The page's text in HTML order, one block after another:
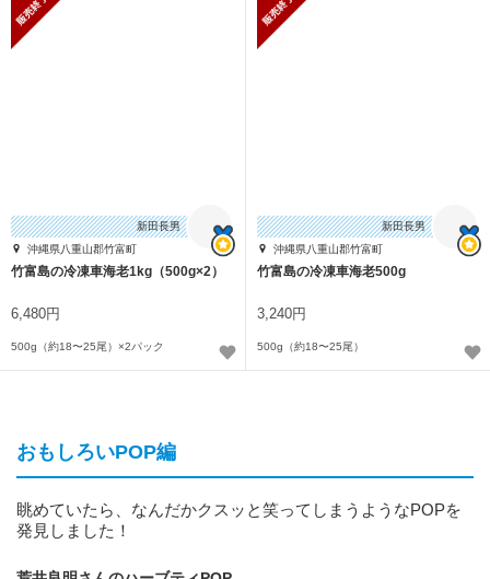
新田長男
沖縄県八重山郡竹富町
竹富島の冷凍車海老1kg（500g×2）
6,480円
500g（約18〜25尾）×2パック
新田長男
沖縄県八重山郡竹富町
竹富島の冷凍車海老500g
3,240円
500g（約18〜25尾）
おもしろいPOP編
眺めていたら、なんだかクスッと笑ってしまうようなPOPを
発見しました！